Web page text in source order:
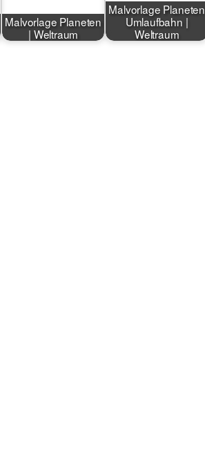
Malvorlage Planeten
| Weltraum
Malvorlage Planeten
Umlaufbahn |
Weltraum